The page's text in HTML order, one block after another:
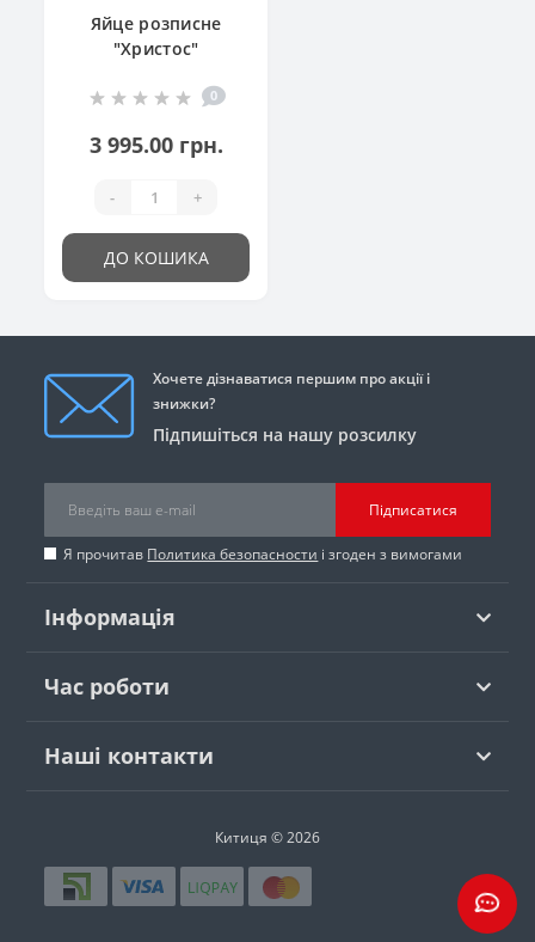
Яйце розписне
"Христос"
0
3 995.00 грн.
- +
ДО КОШИКА
Хочете дізнаватися першим про акції і
знижки?
Підпишіться на нашу розсилку
Підписатися
Я прочитав Политика безопасности і згоден з вимогами
Інформація
Час роботи
Наші контакти
Китиця © 2026